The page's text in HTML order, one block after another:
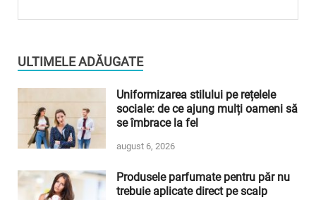
ULTIMELE ADĂUGATE
Uniformizarea stilului pe rețelele
sociale: de ce ajung mulți oameni să
se îmbrace la fel
august 6, 2026
Produsele parfumate pentru păr nu
trebuie aplicate direct pe scalp